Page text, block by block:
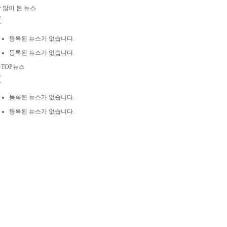
많이 본 뉴스
등록된 뉴스가 없습니다.
등록된 뉴스가 없습니다.
뉴스
등록된 뉴스가 없습니다.
등록된 뉴스가 없습니다.